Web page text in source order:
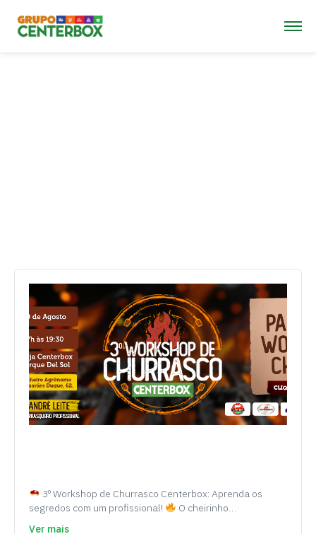
3º Workshop de Churrasco Centerbox: Aprenda os
segredos com um profissional!
O cheirinho…
Ver mais